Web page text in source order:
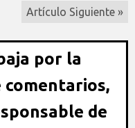
Artículo Siguiente »
por la
comentarios,
de